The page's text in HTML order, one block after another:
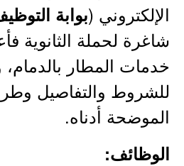
الإلكتروني (بوابة
شاغرة لحملة الثانوية
خدمات المطار
للشروط والتفاصيل
الموضحة أدناه.
الوظائف: